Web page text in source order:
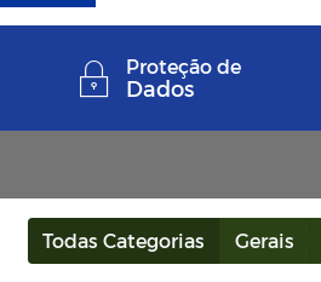
Proteção de
Dados
Todas Categorias Gerais